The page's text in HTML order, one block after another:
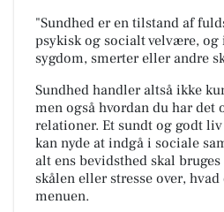
"Sundhed er en tilstand af
psykisk og socialt velvære,
sygdom, smerter eller andre
Sundhed handler altså ikke
men også hvordan du har det
relationer. Et sundt og godt
kan nyde at indgå i sociale
alt ens bevidsthed skal
skålen eller stresse over,
menuen.